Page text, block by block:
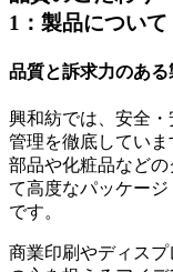
1：製品について
品質と訴求力のあ
興和紡では、安全
管理を徹底してい
部品や化粧品など
て高度なパッケー
です。
商業印刷やディスプ